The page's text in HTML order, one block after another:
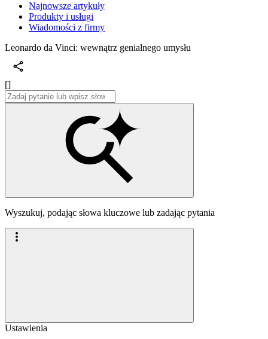
Najnowsze artykuły
Produkty i usługi
Wiadomości z firmy
Leonardo da Vinci: wewnątrz genialnego umysłu
[]
Wyszukuj, podając słowa kluczowe lub zadając pytania
Ustawienia